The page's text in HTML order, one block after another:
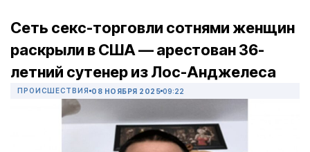
Cеть секс-торговли сотнями женщин
раскрыли в США — арестован 36-
летний сутенер из Лос-Анджелеса
ПРОИСШЕСТВИЯ 08 НОЯБРЯ 2025 09:22